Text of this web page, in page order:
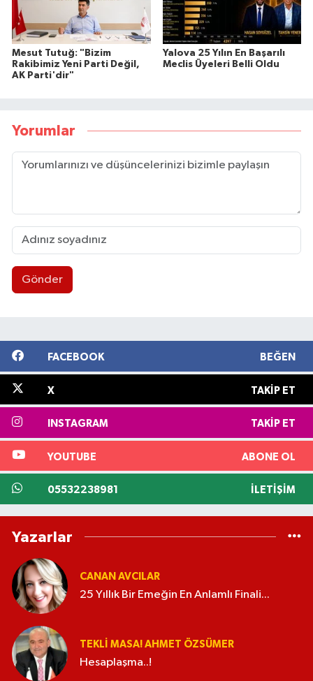
Mesut Tutuğ: "Bizim
Rakibimiz Yeni Parti Değil,
AK Parti'dir"
Yalova 25 Yılın En Başarılı
Meclis Üyeleri Belli Oldu
Yorumlar
Gönder
FACEBOOK BEĞEN
X TAKIP ET
INSTAGRAM TAKIP ET
YOUTUBE ABONE OL
05532238981 İLETIŞIM
Yazarlar
CANAN AVCILAR
25 Yıllık Bir Emeğin En Anlamlı Finali...
TEKLI MASA! AHMET ÖZSÜMER
Hesaplaşma..!